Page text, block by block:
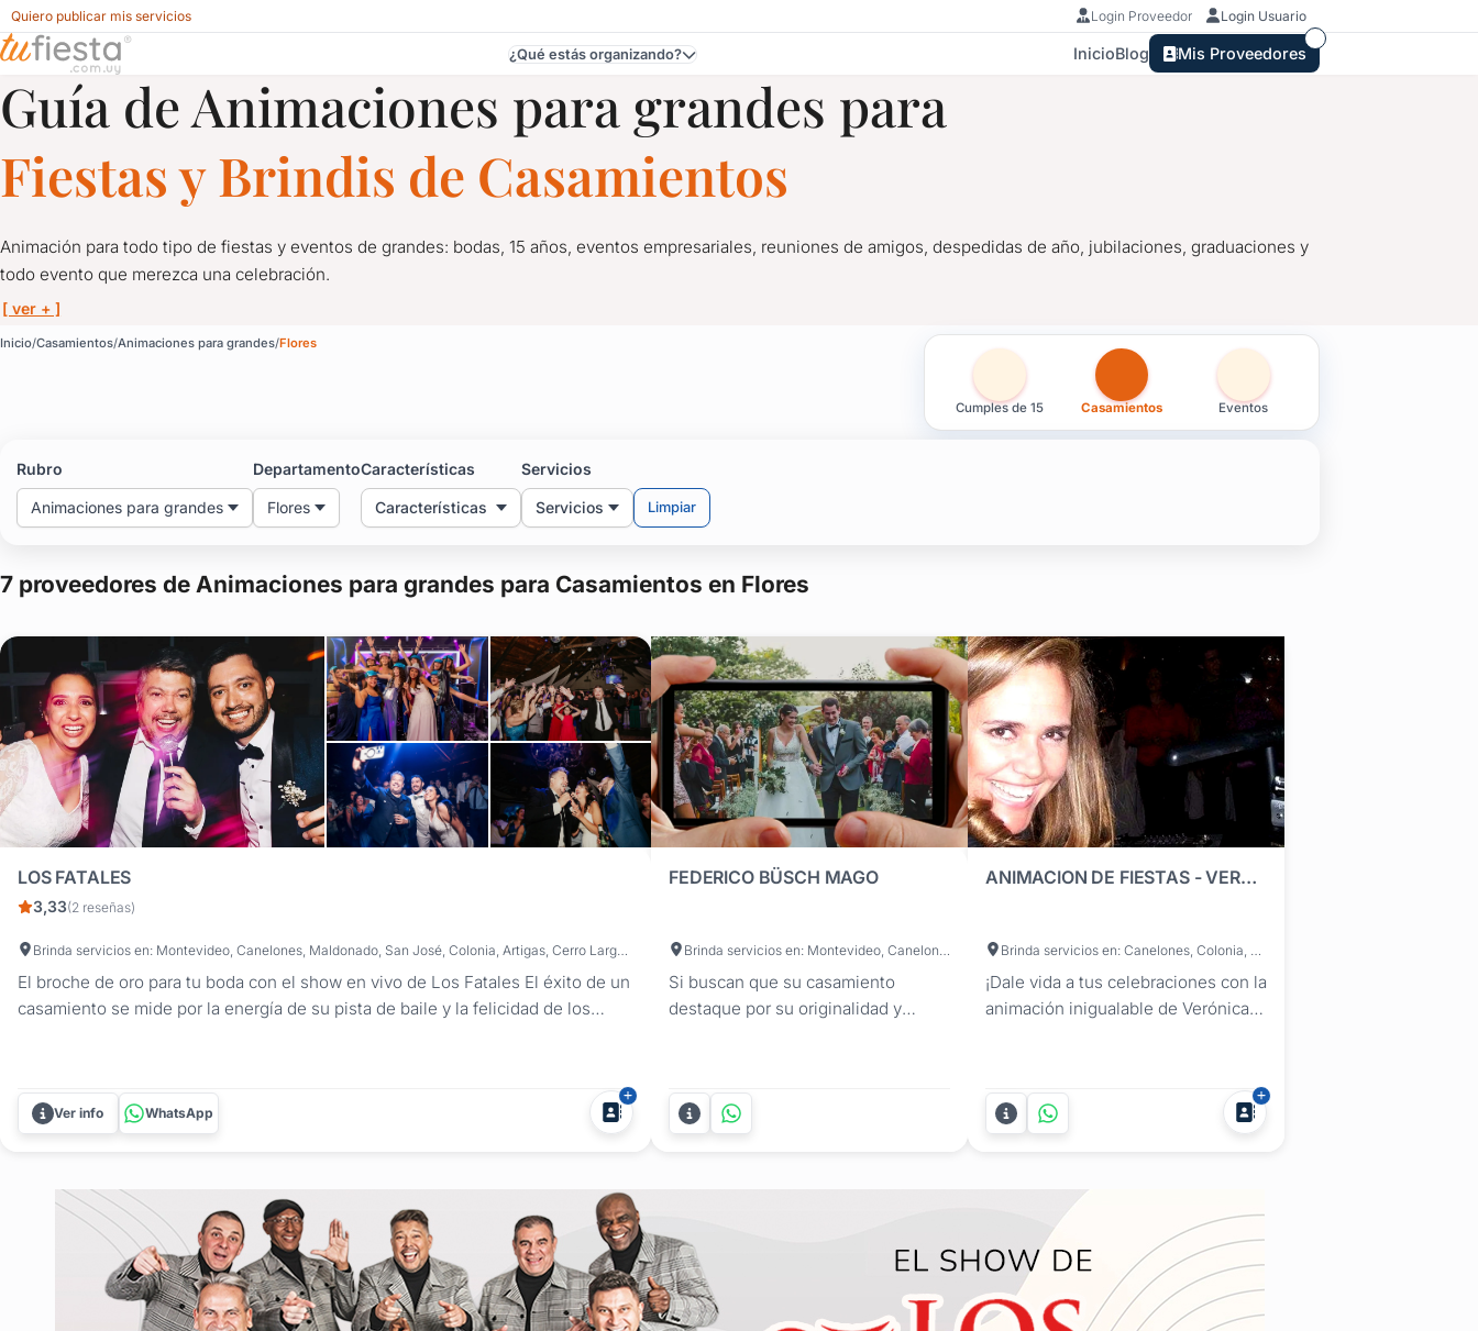
Quiero publicar mis servicios Login Proveedor Login Usuario
Animaciones para grandes para Casamientos en Flores
¿Qué estás organizando? InicioBlog Mis Proveedores
Guía de Animaciones para grandes para
Fiestas y Brindis de Casamientos
Animación para todo tipo de fiestas y eventos de grandes: bodas, 15 años, eventos empresariales, reuniones de amigos, despedidas de año, jubilaciones, graduaciones y
todo evento que merezca una celebración.
[ ver + ]
Inicio Casamientos Animaciones para grandes Flores
Cumples de 15 Casamientos Eventos
Rubro
Animaciones para grandes
Departamento
Flores
Características
Características
Servicios
Servicios Limpiar
7 proveedores de Animaciones para grandes para Casamientos en Flores
LOS FATALES
3,33(2 reseñas)
Brinda servicios en: Montevideo, Canelones, Maldonado, San José, Colonia, Artigas, Cerro Largo, Durazno, Flores, Florida, Lavalleja, Paysandú, Río Negro, Rivera, Rocha, Salto, Soriano, Tacuarembó, Treinta y Tres
El broche de oro para tu boda con el show en vivo de Los Fatales El éxito de un
casamiento se mide por la energía de su pista de baile y la felicidad de los
Ver info WhatsApp
FEDERICO BÜSCH MAGO
Brinda servicios en: Montevideo, Canelones, Maldonado, San José, Artigas, Cerro Largo, Colonia, Durazno, Flores, Florida, Lavalleja, Paysandú, Río Negro, Rivera, Rocha, Salto, Soriano, Tacuarembó, Treinta y Tres
Si buscan que su casamiento
destaque por su originalidad y
que rompa con lo tradicional, el
show magia de Federico Büsch es la
opción definitiva. No se trata solo
ANIMACION DE FIESTAS - VERONICA ARAUJO JAUME - PIZZA SING
Brinda servicios en: Canelones, Colonia, Durazno, Flores, Maldonado, Paysandú, Río Negro, Rivera, Rocha, Salto, San José, Soriano, Tacuarembó, Treinta y Tres, Lavalleja, Florida, Cerro Largo, Artigas, Montevideo
¡Dale vida a tus celebraciones con la
animación inigualable de Verónica
cualquier punto de Uruguay,
estaremos allí para garantizar que tu
Fiesta, Despedida de Año,
sea una experiencia inolvidable....
Animaciones para grandes para Casamientos en Flores
Animación para todo tipo de fiestas y eventos de grandes: bodas, 15 años, eventos empresariales, reuniones de amigos, despedidas de año, jubilaciones, graduaciones y todo evento que
Magia, shows, stand up, música y todo lo que quieras para que tu fiesta sea un éxito y nadie se pueda olvidar de ese momento.